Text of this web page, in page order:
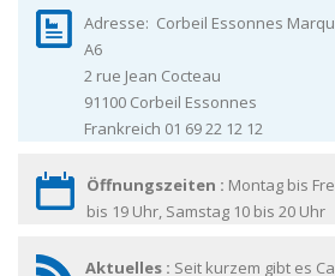
Adresse: Corbeil Essonnes
A6
2 rue Jean Cocteau
91100 Corbeil Essonnes
Frankreich 01 69 22 12 12
Öffnungszeiten : Montag bis
bis 19 Uhr, Samstag 10 bis 20 Uhr
Aktuelles : Seit kurzem gibt es